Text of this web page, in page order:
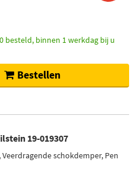
besteld, binnen 1 werkdag bij u
Bestellen
19-019307
schokdemper, Pen